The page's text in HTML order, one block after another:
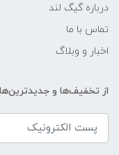
درباره گیگ لند
تماس با ما
اخبار و وبلاگ
از تخفیف‌ها و